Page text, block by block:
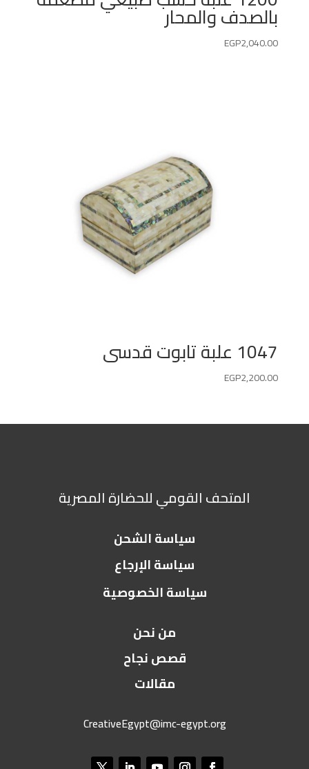
بالصدف والمحار
EGP2,040.00
1047 علبة تابوت قدسى
EGP2,200.00
المتحف القومي للحضارة المصرية
سياسة الشحن
سياسة الإرجاع
سياسة الخصوصية
من نحن
قصص نجاح
مقالات
CreativeEgypt@imc-egypt.org